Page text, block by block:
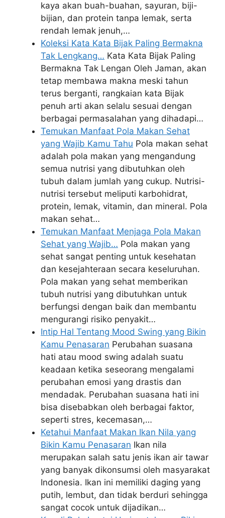
kaya akan buah-buahan, sayuran, biji-
bijian, dan protein tanpa lemak, serta
rendah lemak jenuh,…
Koleksi Kata Kata Bijak Paling Bermakna
Tak Lengkang… Kata Kata Bijak Paling
Bermakna Tak Lengan Oleh Jaman, akan
tetap membawa makna meski tahun
terus berganti, rangkaian kata Bijak
penuh arti akan selalu sesuai dengan
berbagai permasalahan yang dihadapi…
Temukan Manfaat Pola Makan Sehat
yang Wajib Kamu Tahu Pola makan sehat
adalah pola makan yang mengandung
semua nutrisi yang dibutuhkan oleh
tubuh dalam jumlah yang cukup. Nutrisi-
nutrisi tersebut meliputi karbohidrat,
protein, lemak, vitamin, dan mineral. Pola
makan sehat…
Temukan Manfaat Menjaga Pola Makan
Sehat yang Wajib… Pola makan yang
sehat sangat penting untuk kesehatan
dan kesejahteraan secara keseluruhan.
Pola makan yang sehat memberikan
tubuh nutrisi yang dibutuhkan untuk
berfungsi dengan baik dan membantu
mengurangi risiko penyakit…
Intip Hal Tentang Mood Swing yang Bikin
Kamu Penasaran Perubahan suasana
hati atau mood swing adalah suatu
keadaan ketika seseorang mengalami
perubahan emosi yang drastis dan
mendadak. Perubahan suasana hati ini
bisa disebabkan oleh berbagai faktor,
seperti stres, kecemasan,…
Ketahui Manfaat Makan Ikan Nila yang
Bikin Kamu Penasaran Ikan nila
merupakan salah satu jenis ikan air tawar
yang banyak dikonsumsi oleh masyarakat
Indonesia. Ikan ini memiliki daging yang
putih, lembut, dan tidak berduri sehingga
sangat cocok untuk dijadikan…